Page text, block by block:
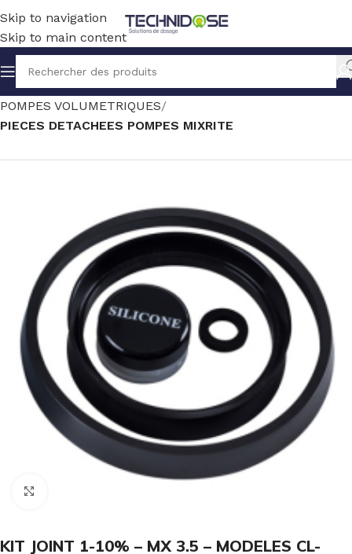
Skip to navigation
Skip to main content
Accueil TRAITEMENT EAU DOSAGE
POMPES VOLUMETRIQUES
PIECES DETACHEES POMPES MIXRITE
KIT JOINT 1-10% – MX 3.5 – MODELES CL-